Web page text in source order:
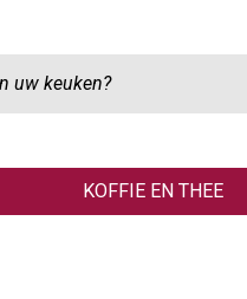
KOFFIE EN THEE